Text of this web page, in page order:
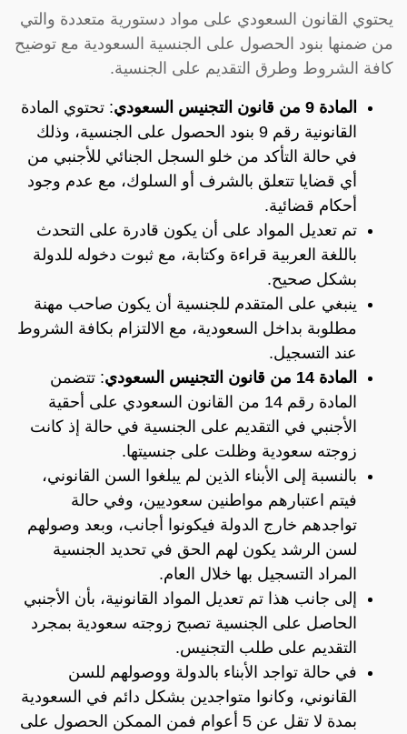
يحتوي القانون السعودي على مواد دستورية متعددة والتي
من ضمنها بنود الحصول على الجنسية السعودية مع توضيح
كافة الشروط وطرق التقديم على الجنسية.
المادة 9 من قانون التجنيس السعودي
: تحتوي المادة
القانونية رقم 9 بنود الحصول على الجنسية، وذلك
في حالة التأكد من خلو السجل الجنائي للأجنبي من
أي قضايا تتعلق بالشرف أو السلوك، مع عدم وجود
أحكام قضائية.
تم تعديل المواد على أن يكون قادرة على التحدث
باللغة العربية قراءة وكتابة، مع ثبوت دخوله للدولة
بشكل صحيح.
ينبغي على المتقدم للجنسية أن يكون صاحب مهنة
مطلوبة بداخل السعودية، مع الالتزام بكافة الشروط
عند التسجيل.
المادة 14 من قانون التجنيس السعودي
: تتضمن
المادة رقم 14 من القانون السعودي على أحقية
الأجنبي في التقديم على الجنسية في حالة إذ كانت
زوجته سعودية وظلت على جنسيتها.
بالنسبة إلى الأبناء الذين لم يبلغوا السن القانوني،
فيتم اعتبارهم مواطنين سعوديين، وفي حالة
تواجدهم خارج الدولة فيكونوا أجانب، وبعد وصولهم
لسن الرشد يكون لهم الحق في تحديد الجنسية
المراد التسجيل بها خلال العام.
إلى جانب هذا تم تعديل المواد القانونية، بأن الأجنبي
الحاصل على الجنسية تصبح زوجته سعودية بمجرد
التقديم على طلب التجنيس.
في حالة تواجد الأبناء بالدولة ووصولهم للسن
القانوني، وكانوا متواجدين بشكل دائم في السعودية
بمدة لا تقل عن 5 أعوام فمن الممكن الحصول على